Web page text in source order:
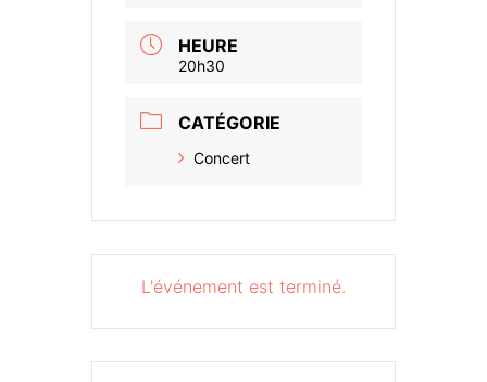
HEURE
20h30
CATÉGORIE
Concert
L'événement est terminé.